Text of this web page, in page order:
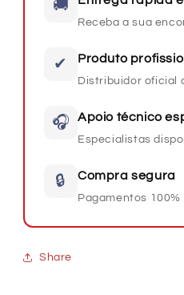
🚚
Receba a sua
✔ Produto
Distribuidor oficial
🎧 Apoio técnico
Especialistas
🔒 Compra segura
Pagamentos 100%
Share